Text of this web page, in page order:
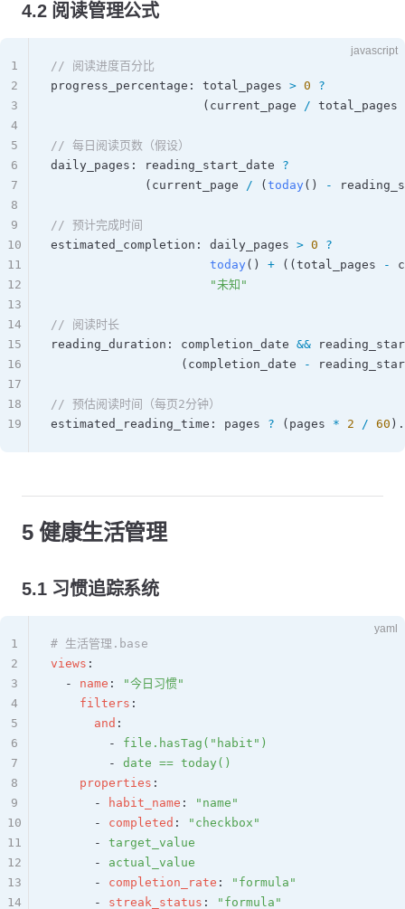
4.2 阅读管理公式
javascript
// 阅读进度百分比
progress_percentage : total_pages > 0 ?
                     (
current_page / total_pages
// 每日阅读页数（假设）
daily_pages : reading_start_date ?
             (
current_page / ( today () -
// 预计完成时间
estimated_completion : daily_pages > 0 ?
                      today
() + (( total_pages -
                      "未知"
// 阅读时长
reading_duration : completion_date &&
                  (
completion_date -
// 预估阅读时间（每页2分钟）
estimated_reading_time : pages ? ( pages * 2 / 60 ).
1
2
3
4
5
6
7
8
9
10
11
12
13
14
15
16
17
18
19
5 健康生活管理
5.1 习惯追踪系统
yaml
# 生活管理.base
views :
  -
name :
"今日习惯"
    filters
:
      and
:
        -
file.hasTag("habit")
        -
date == today()
    properties
:
      -
habit_name :
"name"
      -
completed :
"checkbox"
      -
target_value
      -
actual_value
      -
completion_rate :
"formula"
      -
streak_status : "formula"
1
2
3
4
5
6
7
8
9
10
11
12
13
14